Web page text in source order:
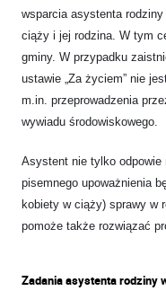
wsparcia asystenta
ciąży i jej rodzina. W tym
gminy. W przypadku
ustawie „Za życiem” nie
m.in. przeprowadzenia
wywiadu środowiskowego.
Asystent nie tylko
pisemnego upoważnienia
kobiety w ciąży) sprawy w
pomoże także rozwiązać
Zadania asystenta rodziny